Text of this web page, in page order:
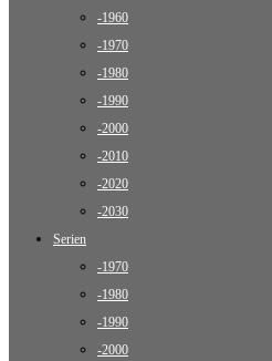
-1960
-1970
-1980
-1990
-2000
-2010
-2020
-2030
Serien
-1970
-1980
-1990
-2000